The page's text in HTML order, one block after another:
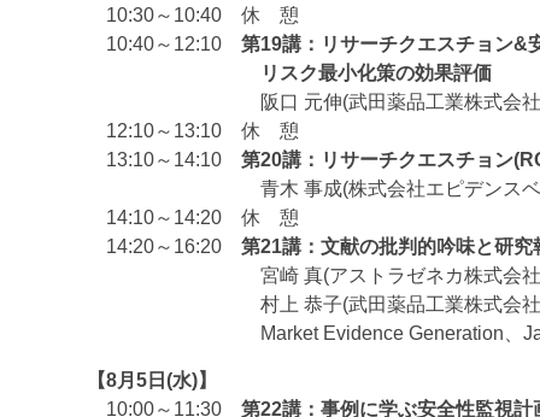
10:30～10:40 休 憩
10:40～12:10 第19講：リサーチクエスチョン&
リスク最小化策の効果評価
阪口 元伸(武田薬品工業株式会社 日本開
12:10～13:10 休 憩
13:10～14:10 第20講：リサーチクエスチョン
青木 事成(株式会社エピデンスベ
14:10～14:20 休 憩
14:20～16:20 第21講：文献の批判的吟味と研
宮崎 真(アストラゼネカ株式会社 研究開
村上 恭子(武田薬品工業株式会社 Global
Market Evidence Generation、
【8月5日(水)】
10:00～11:30 第22講：事例に学ぶ安全性監視